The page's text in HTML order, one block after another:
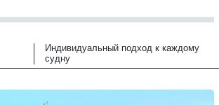
Индивидуальный подход к каждому
судну